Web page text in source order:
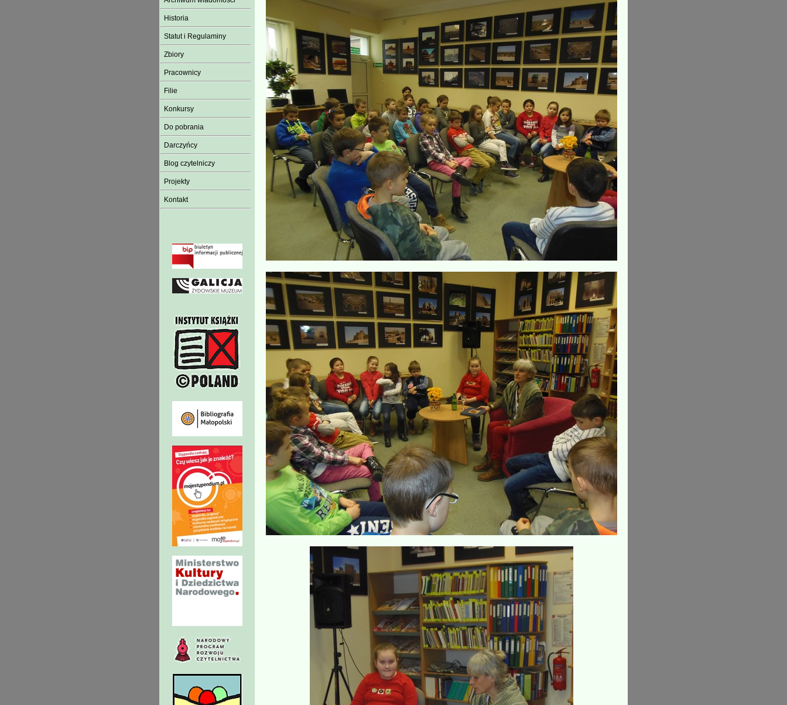
Historia
Statut i Regulaminy
Zbiory
Pracownicy
Filie
Konkursy
Do pobrania
Darczyńcy
Blog czytelniczy
Projekty
Kontakt